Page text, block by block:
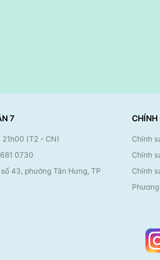
7
21h00 (T2 - CN)
0730
43, phường Tân Hưng, TP
Chính
Chính
Chính